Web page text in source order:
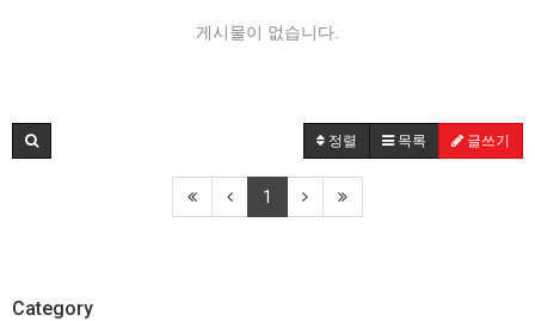
게시물이 없습니다.
정렬 목록 글쓰기
1
Category